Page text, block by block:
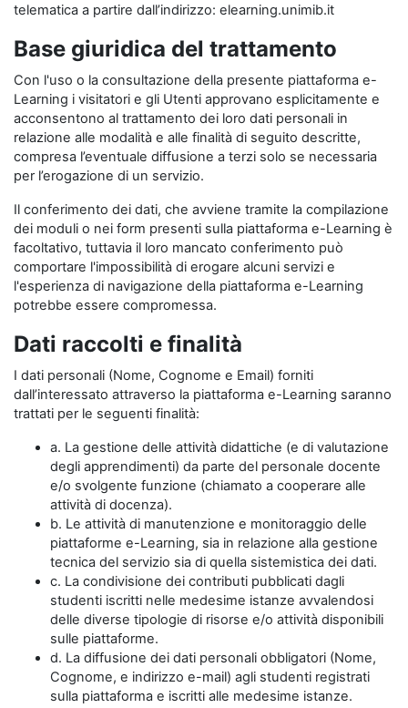
telematica a partire dall’indirizzo: elearning.unimib.it
Base giuridica del trattamento
Con l'uso o la consultazione della presente piattaforma e-
Learning i visitatori e gli Utenti approvano esplicitamente e
acconsentono al trattamento dei loro dati personali in
relazione alle modalità e alle finalità di seguito descritte,
compresa l’eventuale diffusione a terzi solo se necessaria
per l’erogazione di un servizio.
Il conferimento dei dati, che avviene tramite la compilazione
dei moduli o nei form presenti sulla piattaforma e-Learning è
facoltativo, tuttavia il loro mancato conferimento può
comportare l'impossibilità di erogare alcuni servizi e
l'esperienza di navigazione della piattaforma e-Learning
potrebbe essere compromessa.
Dati raccolti e finalità
I dati personali (Nome, Cognome e Email) forniti
dall’interessato attraverso la piattaforma e-Learning saranno
trattati per le seguenti finalità:
a. La gestione delle attività didattiche (e di valutazione
degli apprendimenti) da parte del personale docente
e/o svolgente funzione (chiamato a cooperare alle
attività di docenza).
b. Le attività di manutenzione e monitoraggio delle
piattaforme e-Learning, sia in relazione alla gestione
tecnica del servizio sia di quella sistemistica dei dati.
c. La condivisione dei contributi pubblicati dagli
studenti iscritti nelle medesime istanze avvalendosi
delle diverse tipologie di risorse e/o attività disponibili
sulle piattaforme.
d. La diffusione dei dati personali obbligatori (Nome,
Cognome, e indirizzo e-mail) agli studenti registrati
sulla piattaforma e iscritti alle medesime istanze.